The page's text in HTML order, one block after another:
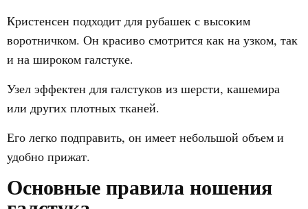
Кристенсен подходит для рубашек с высоким
воротничком. Он красиво смотрится как на узком, так
и на широком галстуке.
Узел эффектен для галстуков из шерсти, кашемира
или других плотных тканей.
Его легко подправить, он имеет небольшой объем и
удобно прижат.
Основные правила ношения